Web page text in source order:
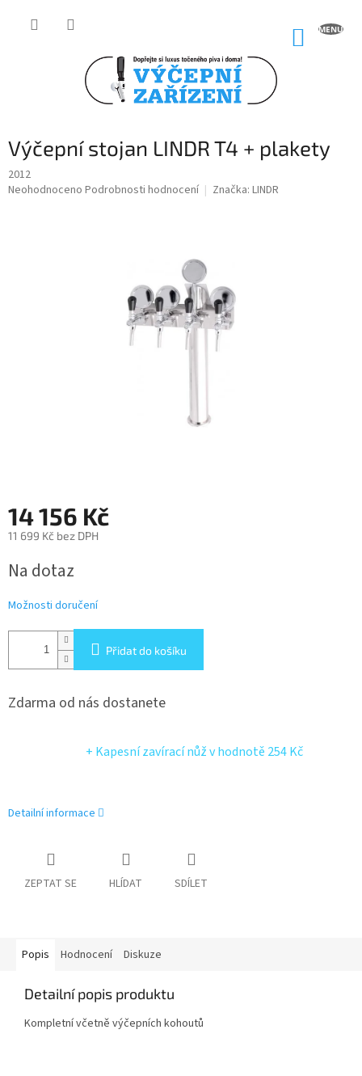
Výčepní stojan LINDR T4 + plakety
2012
Průměrné
Neohodnoceno Podrobnosti hodnocení Značka: LINDR
14 156 Kč
11 699 Kč bez DPH
cena:
Na dotaz
Možnosti doručení
Přidat do košíku
Zdarma od nás dostanete
+ Kapesní zavírací nůžv hodnotě 254 Kč
Detailní informace
ZEPTAT SE HLÍDAT SDÍLET
Popis Hodnocení Diskuze
Detailní popis produktu
Kompletní včetně výčepních kohoutů